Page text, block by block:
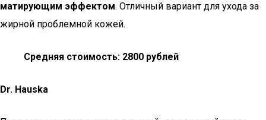
матирующим эффектом. Отличный вариант для ухода за
жирной проблемной кожей.
Средняя стоимость: 2800 рублей
Dr. Hauska